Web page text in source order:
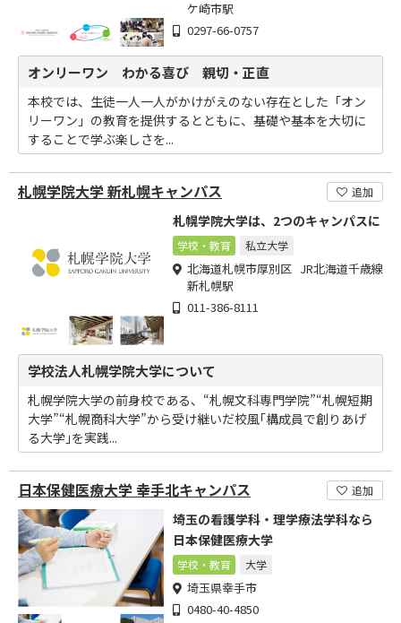
ケ崎市駅
0297-66-0757
オンリーワン わかる喜び 親切・正直
本校では、生徒一人一人がかけがえのない存在とした「オン
リーワン」の教育を提供するとともに、基礎や基本を大切に
することで学ぶ楽しさを...
札幌学院大学 新札幌キャンパス 追加
札幌学院大学は、2つのキャンパスに
学校・教育 私立大学
北海道札幌市厚別区 JR北海道千歳線
新札幌駅
011-386-8111
学校法人札幌学院大学について
札幌学院大学の前身校である、“札幌文科専門学院”“札幌短期
大学”“札幌商科大学”から受け継いだ校風｢構成員で創りあげ
る大学｣を実践...
日本保健医療大学 幸手北キャンパス 追加
埼玉の看護学科・理学療法学科なら
日本保健医療大学
学校・教育 大学
埼玉県幸手市
0480-40-4850